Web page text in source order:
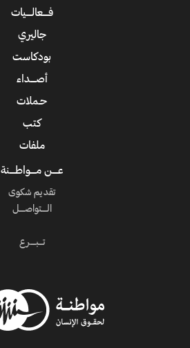
فــــعالــــيات
جاليري
بودكاست
أصــــداء
حـملات
كتب
ملفات
عــــن مــــواطــــنة
تقديم شكوى
الــــتواصــــل
تـــبــــرع